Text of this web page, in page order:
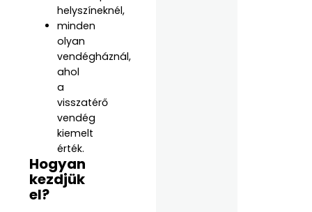
helyszíneknél,
minden
olyan
vendégháznál,
ahol
a
visszatérő
vendég
kiemelt
érték.
Hogyan
kezdjük
el?